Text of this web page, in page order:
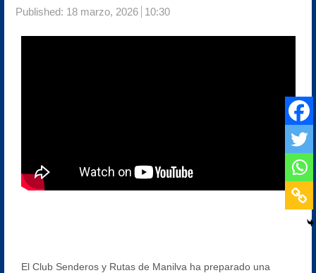
Published: 18 marzo, 2026 10:30
El Club Senderos y Rutas de Manilva ha preparado una